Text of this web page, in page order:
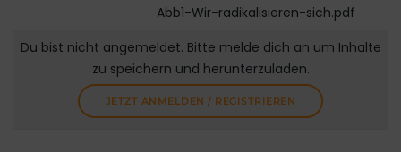
Abb1-Wir-radikalisieren-sich.pdf
Du bist nicht angemeldet. Bitte melde dich an um Inhalte
zu speichern und herunterzuladen.
JETZT ANMELDEN / REGISTRIEREN